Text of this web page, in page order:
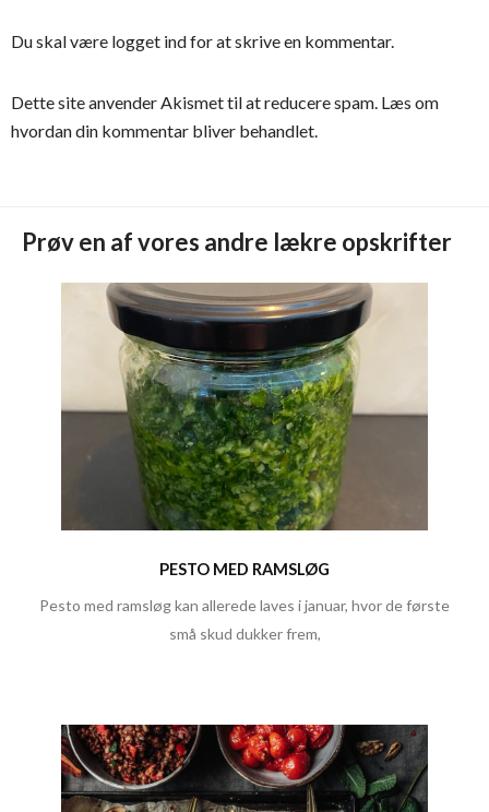
Du skal være logget indfor at skrive en kommentar.
Dette site anvender Akismet til at reducere spam. Læs om
hvordan din kommentar bliver behandlet
Prøv en af vores andre lækre opskrifter
PESTO MED RAMSLØG
Pesto med ramsløg kan allerede laves i januar, hvor de første
små skud dukker frem,